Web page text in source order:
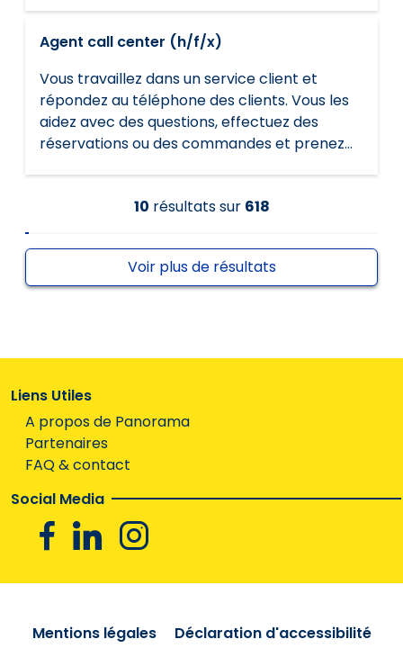
Agent call center (h/f/x)
Vous travaillez dans un service client et
répondez au téléphone des clients. Vous les
aidez avec des questions, effectuez des
réservations ou des commandes et prenez
10 résultatssur 618
Voir plus de résultats
Liens Utiles
A propos de Panorama
Partenaires
FAQ & contact
Social Media
FacebookLinkedin
Mentions légales Déclaration d'accessibilité